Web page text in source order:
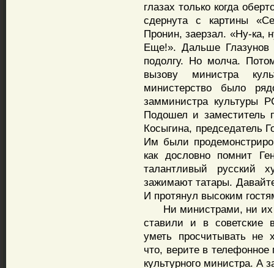
глазах только когда
сдернута с картины
Пронин, заерзал. «Ну-ка,
Еще!». Дальше Глазунов
подолгу. Но молча.
вызову министра
министерство было
замминистра культуры
Подошел и заместитель
Косыгина, председатель
Им были
как дословно помнит
талантливый русский
зажимают татары.
И протянул высоким
Ни министрами, ни их
ставили и в советские
уметь просчитывать не
что, верите в
культурного министра. А